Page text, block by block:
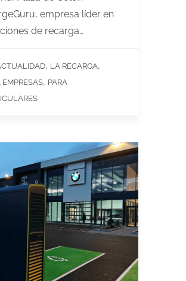
empresa líder en
de recarga…
, LA RECARGA,
EMPRESAS, PARA